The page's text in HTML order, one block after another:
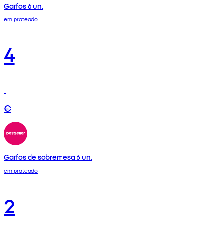
Garfos 6 un.
em prateado
4
€
Garfos de sobremesa 6 un.
em prateado
2